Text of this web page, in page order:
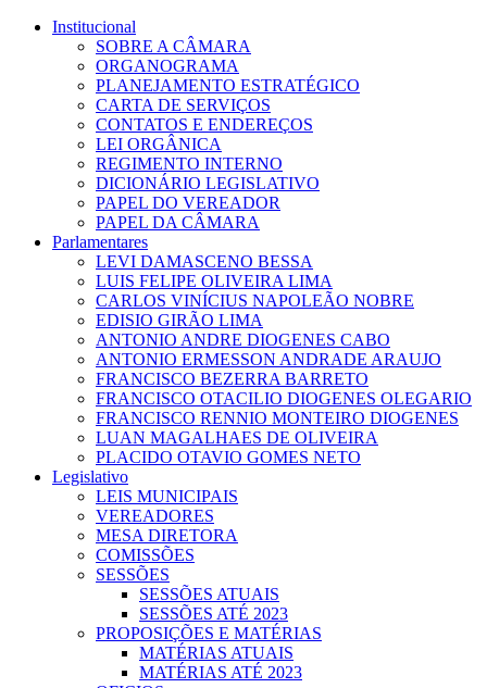
Institucional
SOBRE A CÂMARA
ORGANOGRAMA
PLANEJAMENTO ESTRATÉGICO
CARTA DE SERVIÇOS
CONTATOS E ENDEREÇOS
LEI ORGÂNICA
REGIMENTO INTERNO
DICIONÁRIO LEGISLATIVO
PAPEL DO VEREADOR
PAPEL DA CÂMARA
Parlamentares
LEVI DAMASCENO BESSA
LUIS FELIPE OLIVEIRA LIMA
CARLOS VINÍCIUS NAPOLEÃO NOBRE
EDISIO GIRÃO LIMA
ANTONIO ANDRE DIOGENES CABO
ANTONIO ERMESSON ANDRADE ARAUJO
FRANCISCO BEZERRA BARRETO
FRANCISCO OTACILIO DIOGENES OLEGARIO
FRANCISCO RENNIO MONTEIRO DIOGENES
LUAN MAGALHAES DE OLIVEIRA
PLACIDO OTAVIO GOMES NETO
Legislativo
LEIS MUNICIPAIS
VEREADORES
MESA DIRETORA
COMISSÕES
SESSÕES
SESSÕES ATUAIS
SESSÕES ATÉ 2023
PROPOSIÇÕES E MATÉRIAS
MATÉRIAS ATUAIS
MATÉRIAS ATÉ 2023